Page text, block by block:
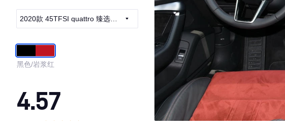
2020款 45TFSI quattro 臻选动
黑色/岩浆红
4.57